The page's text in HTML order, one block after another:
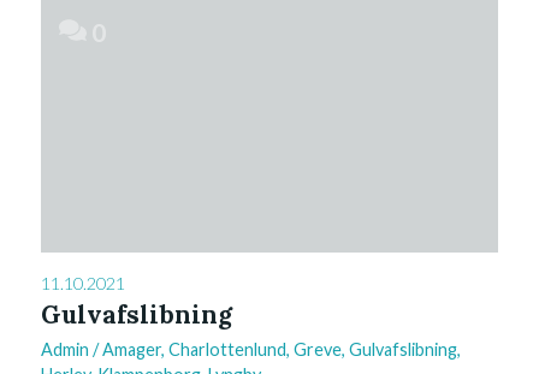
11.10.2021
Gulvafslibning
Admin /Amager, Charlottenlund, Greve, Gulvafslibning,